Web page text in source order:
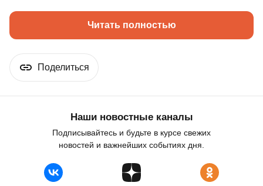
Читать полностью
Поделиться
Наши новостные каналы
Подписывайтесь и будьте в курсе свежих
новостей и важнейших событиях дня.